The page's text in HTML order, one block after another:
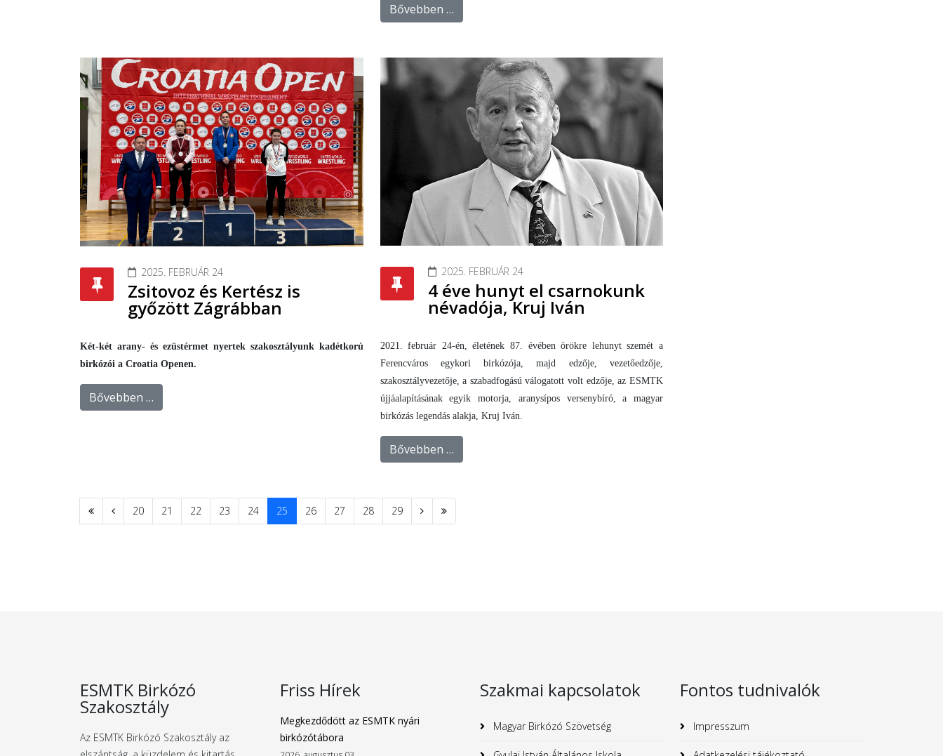
Bővebben …
2025. FEBRUÁR 24
Zsitovoz és Kertész is
győzött Zágrábban
Két-két arany- és ezüstérmet nyertek szakosztályunk kadétkorú
birkózói a Croatia Openen.
Bővebben …
2025. FEBRUÁR 24
4 éve hunyt el csarnokunk
névadója, Kruj Iván
2021. február 24-én, életének 87. évében örökre lehunyt szemét a
Ferencváros egykori birkózója, majd edzője, vezetőedzője,
szakosztályvezetője, a szabadfogású válogatott volt edzője, az ESMTK
újjáalapításának egyik motorja, aranysípos versenybíró, a magyar
birkózás legendás alakja, Kruj Iván.
Bővebben …
20 21 22 23 24 25 26 27 28 29
ESMTK Birkózó
Szakosztály
Az ESMTK Birkózó Szakosztály az
Friss Hírek
Megkezdődött az ESMTK nyári
birkózótábora
Szakmai kapcsolatok
Magyar Birkózó Szövetség
Fontos tudnivalók
Impresszum